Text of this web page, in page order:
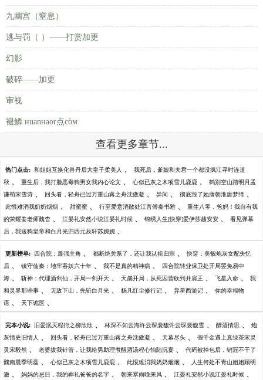
九幽宫（窒息）
逃与罚（ ）——打赏加更
幻影
破碎——加更
审视
褪鳞 нuanнaor点còм
查看更多章节...
热门点击: 和姐姐互换化兽丹后大皇子柔美人 、 我死后，爹娘和夫君一个都没疯江寻时连道
秋 、 重生后，我打脸恶毒狗男女我内心论文 、 心似已灰之木项雪儿鹿鹿 、 鹤别空山踏明月孟
谦荀宋雪诗 、 回头看，轻舟已过万重山蒋之舟沈傲凝 、 异间 、 彻底毁了她唐朝淮唐梦绮 、
此恨难消我奶奶烟烟 、 甜蜜蜜 、 行至爱意消散处江言傅秦书雅 、 重生八零，爸妈！我自有我
的荣耀姜老师魏杳 、 江晏礼安然小说江晏礼时候 、 锦绣人生[快穿]爱伊莎越安安 、 看见弹幕
后，我送狗皇帝和白月光归西元辰轩苏婉婉 、
更新榜单: 四合院：最强主角 、 都断绝关系了，还让我认祖归宗 、 快穿：美貌炮灰女配失忆
后 、 镇守仙秦：地牢吞妖六十年 、 我不是真的精神病 、 四合院转业保卫处开局罢免易中
海 、 斩神：代理酒剑仙，开局一剑开天 、 天崩开局，从死囚营砍到并肩王 、 飞星入命 、 我
和灵界那些事 、 无敌下山，先斩白月光 、 杨凡红尘修行记 、 异星西游记 、 你的幸福物
语 、 天下诡医 、
完本小说: 旧爱泯灭程衍之柳欣欣 、 林深不知云海许云琛裴馥许云琛裴馥雪 、 醉酒情思 、 炮
灰情史旧情人 、 回头看，轻舟已过万重山蒋之舟沈傲凝 、 天幕尽头 、 假千金遇上真绿茶宋灵
灵宋毅然 、 老婆拔我针管，让我给男助理煮醒酒汤程心怡陆沉宴 、 代码被掉包后，销冠不干了
魏南晨季明磊 、 心似已灰之木项雪儿鹿鹿 、 此恨难消我奶奶烟烟 、 人生何处不青山姐姐顾明
澈 、 妈妈的忌日，我的葬礼爸爸的名字 、 朝来寒雨晚来风 、 江晏礼安然小说江晏礼时候 、